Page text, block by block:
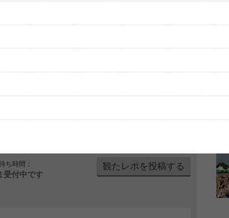
ち時間：
受付中です
観たレポを投稿する